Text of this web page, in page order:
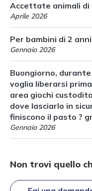
Accettate animali di
Aprile 2026
Per bambini di 2
Gennaio 2026
Buongiorno,
voglia liberarsi
area giochi
dove lasciarlo in
finiscono il pasto ?
Gennaio 2026
Non trovi quello